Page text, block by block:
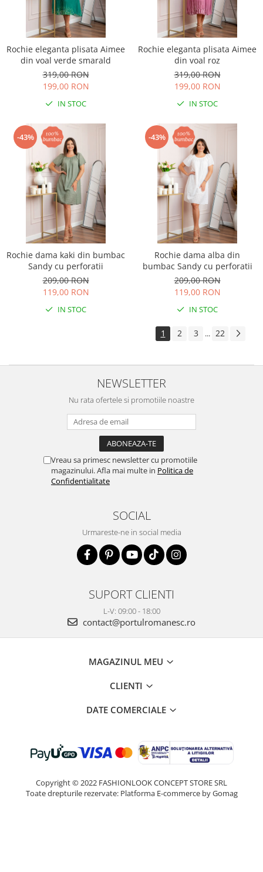
Rochie eleganta plisata Aimee
din voal verde smarald
319,00 RON
199,00 RON
IN STOC
Rochie eleganta plisata Aimee
din voal roz
319,00 RON
199,00 RON
IN STOC
-43%
Rochie dama kaki din bumbac
Sandy cu perforatii
209,00 RON
119,00 RON
IN STOC
-43%
Rochie dama alba din
bumbac Sandy cu perforatii
209,00 RON
119,00 RON
IN STOC
1 2 3 ... 22
NEWSLETTER
Nu rata ofertele si promotiile noastre
Vreau sa primesc newsletter cu promotiile
magazinului. Afla mai multe in Politica de
Confidentialitate
SOCIAL
Urmareste-ne in social media
SUPORT CLIENTI
L-V: 09:00 - 18:00
contact@portulromanesc.ro
MAGAZINUL MEU
CLIENTI
DATE COMERCIALE
Copyright © 2022 FASHIONLOOK CONCEPT STORE SRL
Toate drepturile rezervate: Platforma E-commerce by Gomag